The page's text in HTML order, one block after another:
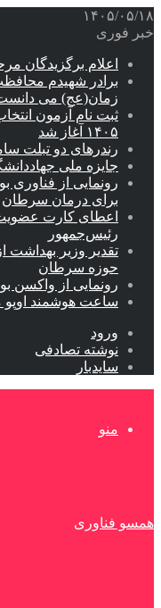
۱۴۰۵/۰۵/۱۸
خبر فوری
اعلام برگزیدگان
برادر شهیدم
زمان(عج) می
ثبت نام آزمون
۱۴۰۵ آغاز شد
رندرهای دو تبلت
جایزه ملی
رونمایی از
برای درمان سرطان
اعطای کارت
رئیس‌جمهور
تقدیر وزیر بهداشت
حوزه سرطان
رونمایی از واکسن بومی
ساعت هوشمند اوپو
ورود
نوشته تصادفی
سایدبار
منو
همسو فناوری